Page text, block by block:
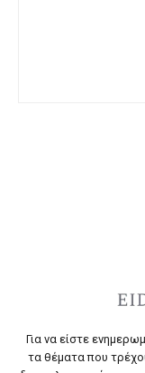
Για να είστε
τα θέματα που